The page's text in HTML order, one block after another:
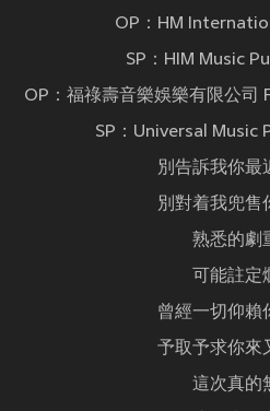
OP：HM
SP：HIM Music
OP：福祿壽音樂娛樂有限公司
SP：Universal Music
別告訴我你最
別對着我兜售
熟悉的劇
可能註定
曾經一切仰賴
予取予求你來
這次真的